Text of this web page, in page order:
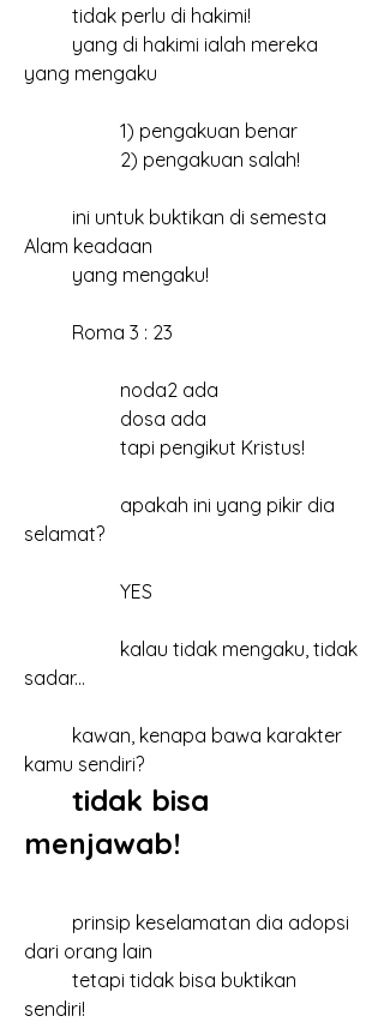
	tidak perlu di hakimi!
yang mengaku
		1) pengakuan benar
		2) pengakuan salah!
Alam keadaan
	yang mengaku!
	Roma 3 : 23
		noda2 ada
		dosa ada
		tapi pengikut Kristus!
selamat?
		YES
sadar...
kamu sendiri?
tidak bisa
menjawab!
dari orang lain
sendiri!